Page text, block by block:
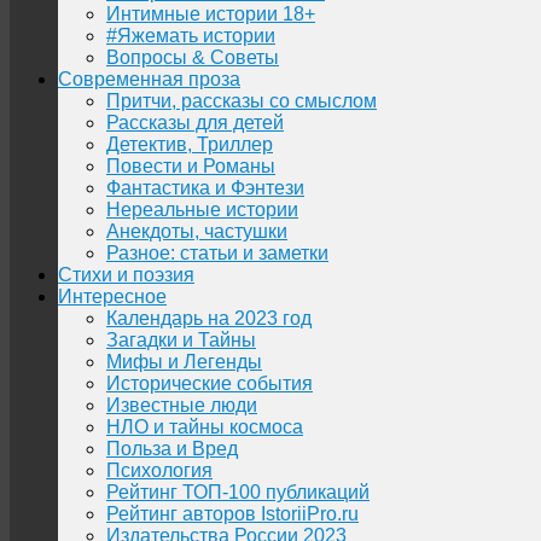
Интимные истории 18+
#Яжемать истории
Вопросы & Советы
Современная проза
Притчи, рассказы со смыслом
Рассказы для детей
Детектив, Триллер
Повести и Романы
Фантастика и Фэнтези
Нереальные истории
Анекдоты, частушки
Разное: статьи и заметки
Стихи и поэзия
Интересное
Календарь на 2023 год
Загадки и Тайны
Мифы и Легенды
Исторические события
Известные люди
НЛО и тайны космоса
Польза и Вред
Психология
Рейтинг ТОП-100 публикаций
Рейтинг авторов IstoriiPro.ru
Издательства России 2023